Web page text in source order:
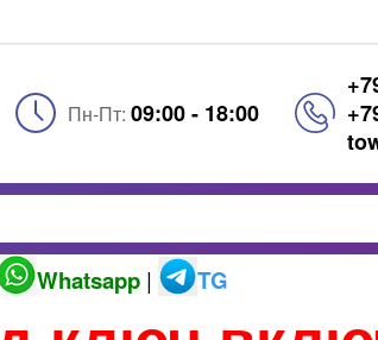
Пн-Пт: 09:00 - 18:00
Whatsapp | TG